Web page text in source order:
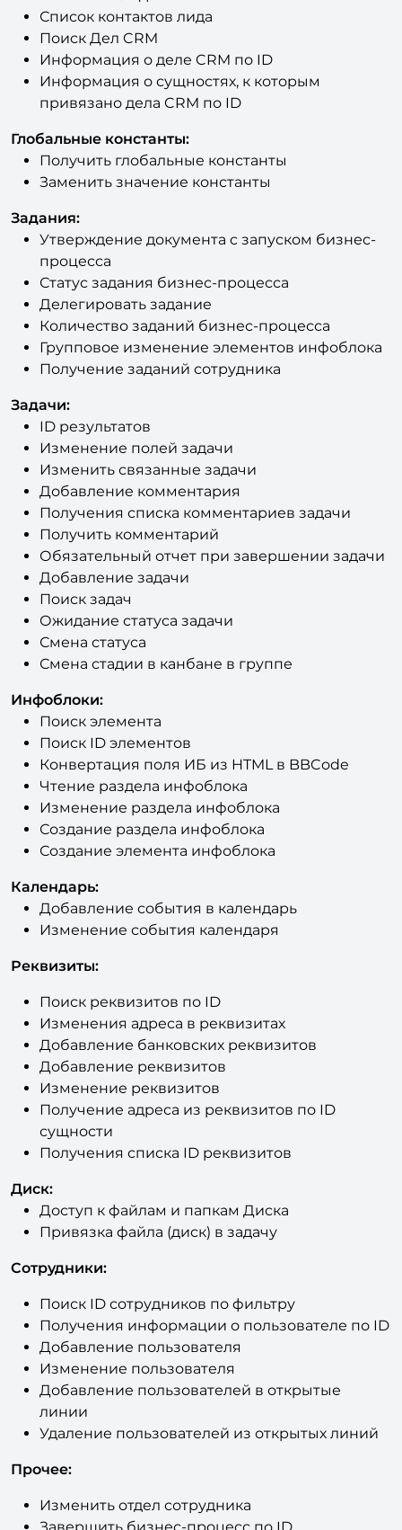
Поиск Дел CRM
Информация о деле CRM по ID
Информация о сущностях, к которым
привязано дела CRM по ID
Глобальные константы:
Получить глобальные константы
Заменить значение константы
Задания:
процесса
Статус задания бизнес-процесса
Делегировать задание
Количество заданий бизнес-процесса
Групповое изменение элементов инфоблока
Получение заданий сотрудника
Задачи:
Изменение полей задачи
Изменить связанные задачи
Добавление комментария
Получения списка комментариев задачи
Получить комментарий
Обязательный отчет при завершении задачи
Добавление задачи
Поиск задач
Ожидание статуса задачи
Смена статуса
Смена стадии в канбане в группе
Инфоблоки:
Поиск элемента
Поиск ID элементов
Конвертация поля ИБ из HTML в BBCode
Чтение раздела инфоблока
Изменение раздела инфоблока
Создание раздела инфоблока
Создание элемента инфоблока
Календарь:
Изменение события календаря
Реквизиты:
Поиск реквизитов по ID
Изменения адреса в реквизитах
Добавление банковских реквизитов
Добавление реквизитов
Изменение реквизитов
Получение адреса из реквизитов по ID
сущности
Получения списка ID реквизитов
Диск:
Привязка файла (диск) в задачу
Сотрудники:
Поиск ID сотрудников по фильтру
Получения информации о пользователе по ID
Добавление пользователя
Изменение пользователя
Добавление пользователей в открытые
линии
Удаление пользователей из открытых линий
Прочее:
Изменить отдел сотрудника
Завершить бизнес-процесс по ID
Добавление пользователя